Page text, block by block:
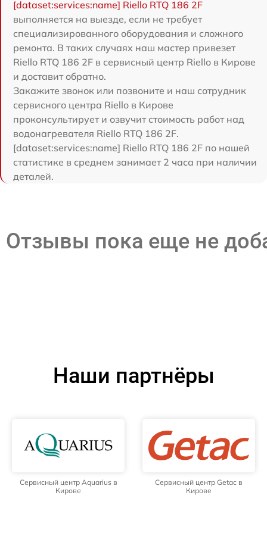
[dataset:services:name] Riello RTQ 186 2F
выполняется на выезде, если не требует
специализированного оборудования и сложного
ремонта. В таких случаях наш мастер привезет
Riello RTQ 186 2F в сервисный центр Riello в Кирове
и доставит обратно.
Закажите звонок или позвоните и наш сотрудник
сервисного центра Riello в Кирове
проконсультирует и озвучит стоимость работ над
водонагревателя Riello RTQ 186 2F.
[dataset:services:name] Riello RTQ 186 2F по нашей
статистике в среднем занимает 2 часа при наличии
деталей.
Отзывы пока еще не
Наши партнёры
Сервисный центр Aquarius в
Кирове
Сервисный центр Getac в
Кирове